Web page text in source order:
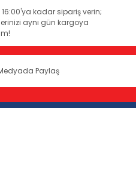
kadar sipariş verin;
aynı gün kargoya
Paylaş